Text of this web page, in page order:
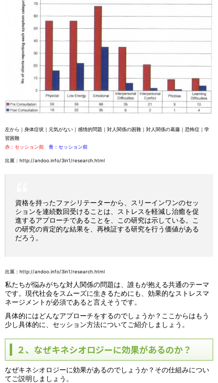
左から｜身体症状｜元気がない｜感情的問題｜対人関係の困難｜対人関係の葛藤｜恐怖症｜学
習困難
赤：セッション前 青：セッション前
出展： http://andoo.info/3in1/research.html
資格を持ったファシリテーターから、スリーインワンのセッ
ションを連続数回受けることは、ストレスを軽減し治癒を促
進するアプローチであることを、この研究は示している。こ
の研究の肯定的な結果を、再検証する研究を行う価値がある
だろう。
出展： http://andoo.info/3in1/research.html
私たちが悩みがちな対人関係の問題は、誰もが抱える共通のテーマ
です。現代社会をスムーズに生きるためにも、効果的なストレスマ
ネージメントが必須であると言えそうです。
具体的にはどんなアプローチをするのでしょうか？ここからはもう
少し具体的に、セッション方法についてご紹介しましょう。
２、なぜキネシオロジーに効果があるのか？
なぜキネシオロジーに効果があるのでしょうか？その仕組みについ
てご説明しましょう。